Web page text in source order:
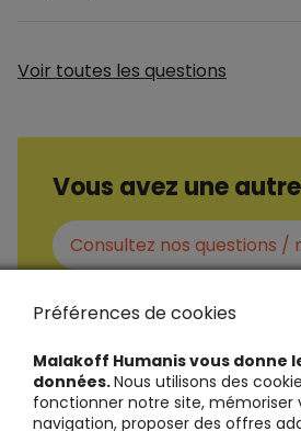
Voir toutes les questions
Vous avez une
Consultez nos questions /
Préférences de cookies
Malakoff Humanis vous donne
données.Nous utilisons des
fonctionner notre site, mémoriser
navigation, proposer des offres